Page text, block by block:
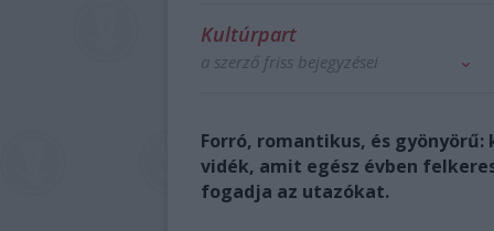
Kultúrpart
a szerző friss bejegyzései
Forró, romantikus, és gyönyörű:
vidék, amit egész évben
fogadja az utazókat.